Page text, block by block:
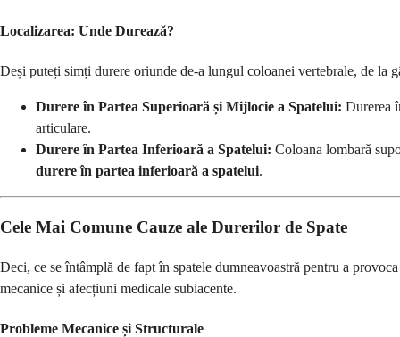
Localizarea: Unde Durează?
Deși puteți simți durere oriunde de-a lungul coloanei vertebrale, de la
Durere în Partea Superioară și Mijlocie a Spatelui: Durerea
articulare.
Durere în Partea Inferioară a Spatelui: Coloana lombară
durere în partea inferioară a spatelui.
Cele Mai Comune Cauze ale Durerilor de Spate
Deci, ce se întâmplă de fapt în spatele dumneavoastră pentru a
mecanice și afecțiuni medicale subiacente.
Probleme Mecanice și Structurale